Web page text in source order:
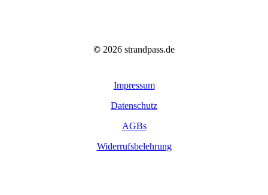
© 2026 strandpass.de
Impressum
Datenschutz
AGBs
Widerrufsbelehrung